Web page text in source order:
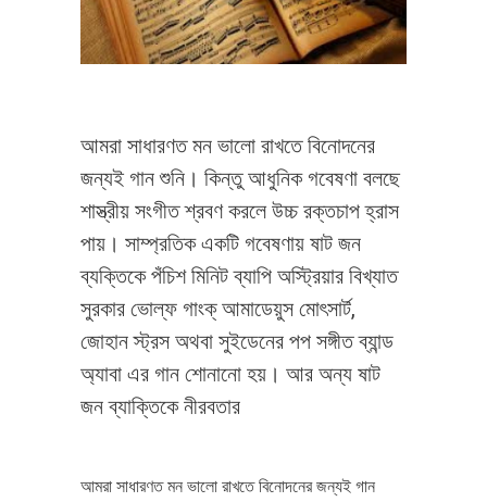
আমরা সাধারণত মন ভালো রাখতে বিনোদনের
জন্যই গান শুনি। কিন্তু আধুনিক গবেষণা বলছে
শাস্ত্রীয় সংগীত শ্রবণ করলে উচ্চ রক্তচাপ হ্রাস
পায়। সাম্প্রতিক একটি গবেষণায় ষাট জন
ব্যক্তিকে পঁচিশ মিনিট ব্যাপি অস্ট্রিয়ার বিখ্যাত
সুরকার ভোল্‌ফ গাংক্‌ আমাডেয়ুস মোৎসার্ট,
জোহান স্ট্রস অথবা সুইডেনের পপ সঙ্গীত ব্যান্ড
অ্যাবা এর গান শোনানো হয়। আর অন্য ষাট
জন ব্যাক্তিকে নীরবতার
আমরা সাধারণত মন ভালো রাখতে বিনোদনের জন্যই গান